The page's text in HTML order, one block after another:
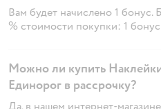
Вам будет начислено 1
% стоимости покупки: 1
Можно ли купить
Единорог в рассрочку?
Да, в нашем интернет-